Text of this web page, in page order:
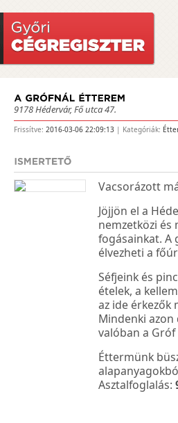
9178 Hédervár, Fő utca 47.
Frissítve: 2016-03-06 22:09:13 | Kategóriák:
Vacsorázott
Jöjjön el a
nemzetközi
fogásainkat. A
élvezheti a
Séfjeink és
ételek, a
az ide érkezők
Mindenki
valóban a
Éttermünk
Asztalfoglalás: